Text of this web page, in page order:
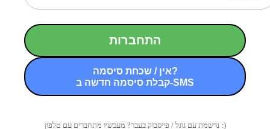
התחברות
אין / שכחת סיסמה?
קבלת סיסמה חדשה ב-SMS
נרשמת עם גוגל / פייסבוק בעבר? מעכשיו מתחברים עם טלפון :)